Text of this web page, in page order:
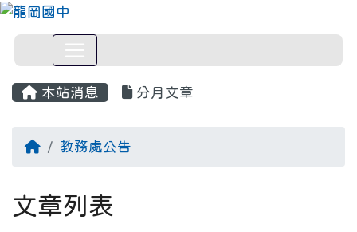
本站消息 分月文章
回首頁教務處公告
文章列表